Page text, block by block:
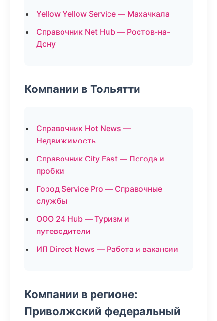
Yellow Yellow Service — Махачкала
Справочник Net Hub — Ростов-на-
Дону
Компании в Тольятти
Справочник Hot News —
Недвижимость
Справочник City Fast — Погода и
пробки
Город Service Pro — Справочные
службы
ООО 24 Hub — Туризм и
путеводители
ИП Direct News — Работа и вакансии
Компании в регионе:
Приволжский федеральный